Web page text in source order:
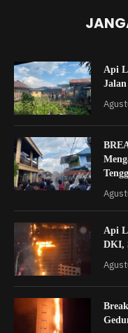
Api
Api
DKI,